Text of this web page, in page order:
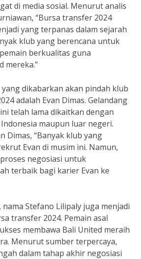
di media sosial. Menurut analis
“Bursa transfer 2024
yang terpanas dalam sejarah
klub yang berencana untuk
berkualitas guna
mereka.”
dikabarkan akan pindah klub
adalah Evan Dimas. Gelandang
telah lama dikaitkan dengan
maupun luar negeri.
Dimas, “Banyak klub yang
Evan di musim ini. Namun,
negosiasi untuk
terbaik bagi karier Evan ke
nama Stefano Lilipaly juga menjadi
transfer 2024. Pemain asal
membawa Bali United meraih
Menurut sumber terpercaya,
dalam tahap akhir negosiasi